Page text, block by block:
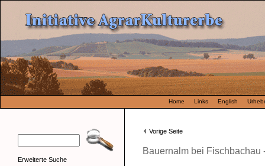
Home Links English
Erweiterte Suche
Vorige Seite
Bauernalm bei Fischbachau